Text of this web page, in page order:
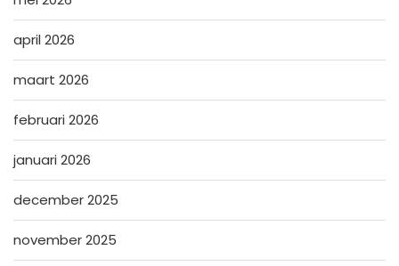
april 2026
maart 2026
februari 2026
januari 2026
december 2025
november 2025